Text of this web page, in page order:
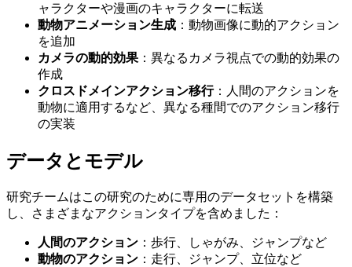
ャラクターや漫画のキャラクターに転送
動物アニメーション生成 ：動物画像に動的アクション
を追加
カメラの動的効果 ：異なるカメラ視点での動的効果の
作成
クロスドメインアクション移行：人間のアクションを
動物に適用するなど、異なる種間でのアクション移行
の実装
データとモデル
研究チームはこの研究のために専用のデータセットを構築
し、さまざまなアクションタイプを含めました：
人間のアクション ：歩行、しゃがみ、ジャンプなど
動物のアクション ：走行、ジャンプ、立位など